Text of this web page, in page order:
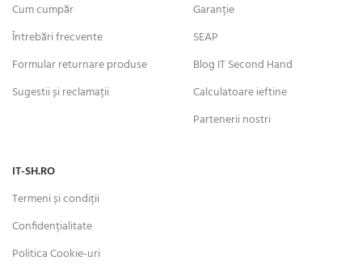
Cum cumpăr
Întrebări frecvente
Formular returnare produse
Sugestii și reclamații
Garanție
SEAP
Blog IT Second Hand
Calculatoare ieftine
Partenerii nostri
IT-SH.RO
Termeni și condiții
Confidențialitate
Politica Cookie-uri